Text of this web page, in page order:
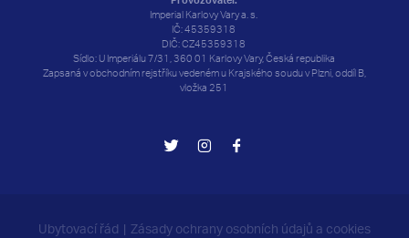
Imperial Karlovy Vary a. s.
IČ: 45359318
DIČ: CZ45359318
Sídlo: U Imperiálu 7/31, 360 01 Karlovy Vary, Česká republika
Zapsaná v obchodním rejstříku vedeném u Krajského soudu v Plzni, oddíl B,
vložka 251
Ubytovací řád Zásady ochrany osobních údajů a cookies